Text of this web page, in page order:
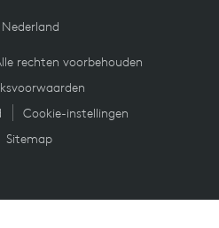
rechten voorbehouden
Cookie-instellingen
Sitemap
Nederland